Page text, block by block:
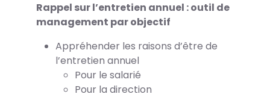
Rappel sur l’entretien annuel : outil de
management par objectif
Appréhender les raisons d’être de
l’entretien annuel
Pour le salarié
Pour la direction